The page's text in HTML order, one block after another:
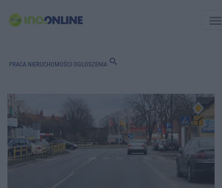
PRACA NIERUCHOMOŚCI OGŁOSZENIA search